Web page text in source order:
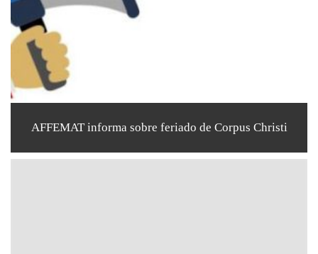
AFFEMAT informa sobre feriado de Corpus Christi